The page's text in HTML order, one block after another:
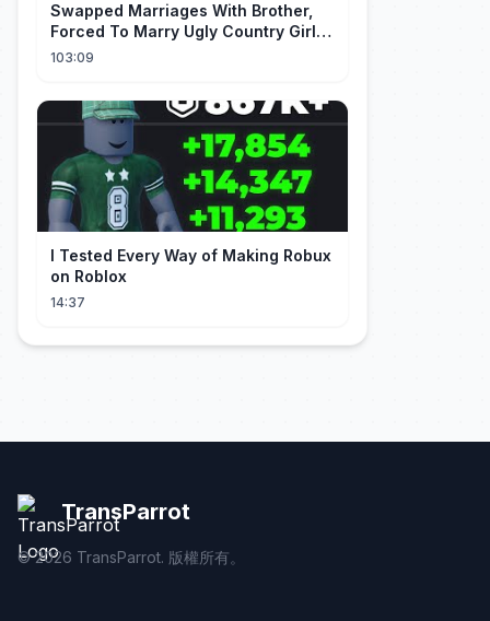
Swapped Marriages With Brother,
Forced To Marry Ugly Country Girl—
He's A Gorgeous Billionaire CEO!
103:09
I Tested Every Way of Making Robux
on Roblox
14:37
TransParrot
©2026 TransParrot. 版權所有。